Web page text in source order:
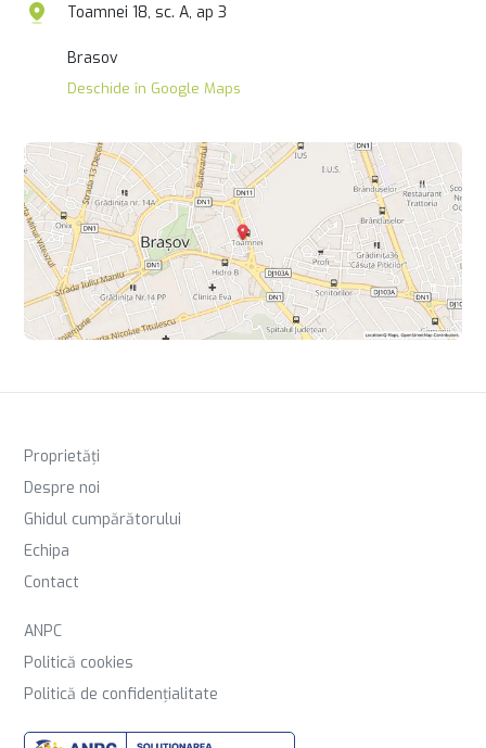
Toamnei 18, sc. A, ap 3
Brasov
Deschide în Google Maps
Proprietăți
Despre noi
Ghidul cumpărătorului
Echipa
Contact
ANPC
Politică cookies
Politică de confidențialitate